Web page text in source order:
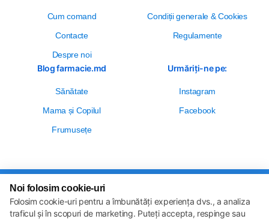
Cum comand
Contacte
Despre noi
Сondiții generale & Cookies
Regulamente
Blog farmacie.md
Sănătate
Mama și Copilul
Frumusețe
Urmăriți-ne pe:
Instagram
Facebook
Toate drepturile sunt rezervate © 2013 – 2026
Setări cookie-uri
Politica de cookie-uri
Noi folosim cookie-uri
Folosim cookie-uri pentru a îmbunătăți experiența dvs., a analiza
traficul și în scopuri de marketing. Puteți accepta, respinge sau